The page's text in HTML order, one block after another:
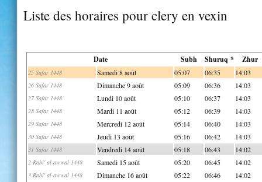
Liste des horaires pour clery en vexin
Date Subh Shuruq * Zhur
25 Safar 1448 Samedi 8 août 05:07 06:35 14:03
26 Safar 1448 Dimanche 9 août 05:09 06:36 14:03
27 Safar 1448 Lundi 10 août 05:10 06:37 14:03
28 Safar 1448 Mardi 11 août 05:12 06:39 14:03
29 Safar 1448 Mercredi 12 août 05:14 06:40 14:03
30 Safar 1448 Jeudi 13 août 05:16 06:42 14:03
31 Safar 1448 Vendredi 14 août 05:18 06:43 14:02
2 Rabi' al-awwal 1448 Samedi 15 août 05:20 06:45 14:02
3 Rabi' al-awwal 1448 Dimanche 16 août 05:22 06:46 14:02